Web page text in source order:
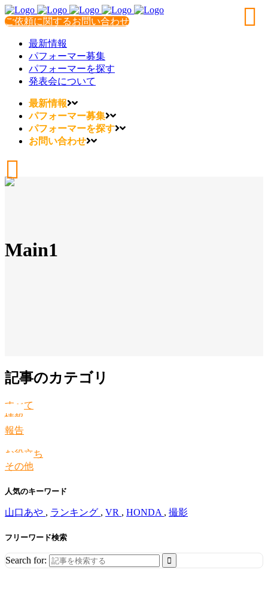
ご依頼に関するお問い合わせ
最新情報
パフォーマー募集
パフォーマーを探す
発表会について
最新情報
パフォーマー募集
パフォーマーを探す
お問い合わせ
Main1
記事のカテゴリ
すべて
情報
報告
お役立ち
その他
人気のキーワード
山口あや , ランキング , VR , HONDA , 撮影
フリーワード検索
Search for: